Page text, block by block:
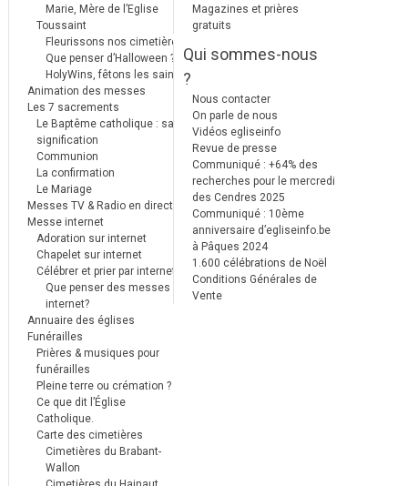
Marie, Mère de l’Eglise
Toussaint
Fleurissons nos cimetières
Que penser d’Halloween ?
HolyWins, fêtons les saints !
Animation des messes
Les 7 sacrements
Le Baptême catholique : sa
signification
Communion
La confirmation
Le Mariage
Messes TV & Radio en direct
Messe internet
Adoration sur internet
Chapelet sur internet
Célébrer et prier par internet
Que penser des messes
internet?
Annuaire des églises
Funérailles
Prières & musiques pour
funérailles
Pleine terre ou crémation ?
Ce que dit l’Église
Catholique.
Carte des cimetières
Cimetières du Brabant-
Wallon
Magazines et prières
gratuits
Qui sommes-nous
?
Nous contacter
On parle de nous
Vidéos egliseinfo
Revue de presse
Communiqué : +64% des
recherches pour le mercredi
des Cendres 2025
Communiqué : 10ème
anniversaire d’egliseinfo.be
à Pâques 2024
1.600 célébrations de Noël
Conditions Générales de
Vente